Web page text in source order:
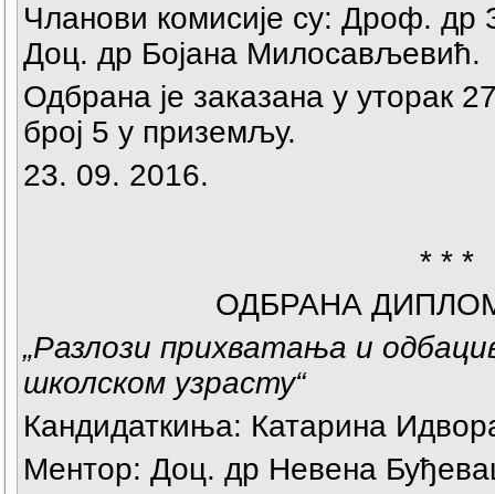
Чланови комисије су: Дроф. др
Доц. др Бојана Милосављевић.
Одбрана је заказана у уторак
број 5 у приземљу.
23. 09. 2016.
* * *
ОДБРАНА
„Разлози прихватања и
школском узрасту“
Кандидаткиња: Катарина
Ментор: Доц. др Невена